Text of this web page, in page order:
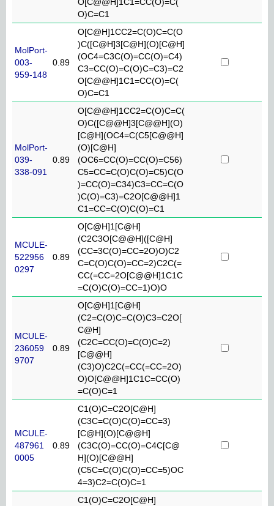
O)C=C1
MolPort-
003-
959-148
0.89
O[C@H]1CC2=C(O)C=C(O
)C([C@H]3[C@H](O)[C@H]
(OC4=C3C(O)=CC(O)=C4)
C3=CC(O)=C(O)C=C3)=C2
O[C@@H]1C1=CC(O)=C(
O)C=C1
MolPort-
039-
338-091
0.89
O[C@@H]1CC2=C(O)C=C(
O)C([C@@H]3[C@@H](O)
[C@H](OC4=C(C5[C@@H]
(O)[C@H]
(OC6=CC(O)=CC(O)=C56)
C5=CC=C(O)C(O)=C5)C(O
)=CC(O)=C34)C3=CC=C(O
)C(O)=C3)=C2O[C@@H]1
C1=CC=C(O)C(O)=C1
MCULE-
522956
0297
0.89
O[C@H]1[C@H]
(C2C3O[C@@H]([C@H]
(CC=3C(O)=CC=2O)O)C2
C=C(O)C(O)=CC=2)C2C(=
CC(=CC=2O[C@@H]1C1C
=C(O)C(O)=CC=1)O)O
MCULE-
236059
9707
0.89
O[C@H]1[C@H]
(C2=C(O)C=C(O)C3=C2O[
C@H]
(C2C=CC(O)=C(O)C=2)
[C@@H]
(C3)O)C2C(=CC(=CC=2O)
O)O[C@@H]1C1C=CC(O)
=C(O)C=1
MCULE-
487961
0005
0.89
C1(O)C=C2O[C@H]
(C3C=C(O)C(O)=CC=3)
[C@H](O)[C@@H]
(C3C(O)=CC(O)=C4C[C@
H](O)[C@@H]
(C5C=C(O)C(O)=CC=5)OC
4=3)C2=C(O)C=1
C1(O)C=C2O[C@H]